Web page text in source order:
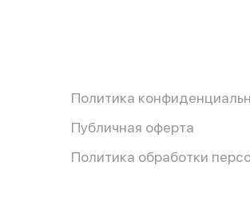
Политика
Публичная оферта
Политика обработки